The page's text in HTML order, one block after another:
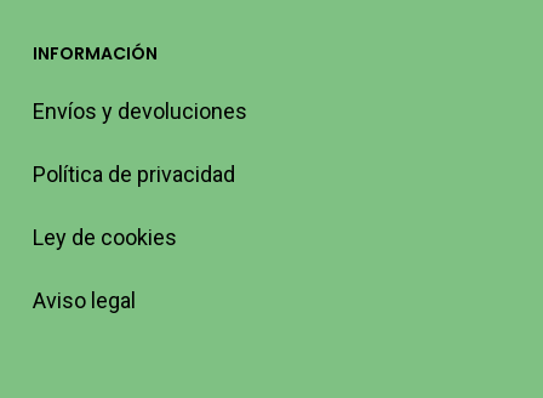
INFORMACIÓN
Envíos y devoluciones
Política de privacidad
Ley de cookies
Aviso legal